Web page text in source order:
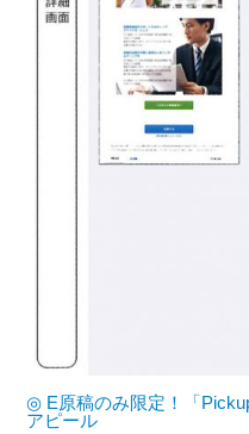
◎ E原稿のみ限定！「
アピール